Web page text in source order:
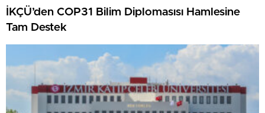
İKÇÜ’den COP31 Bilim Diplomasısı Hamlesine
Tam Destek